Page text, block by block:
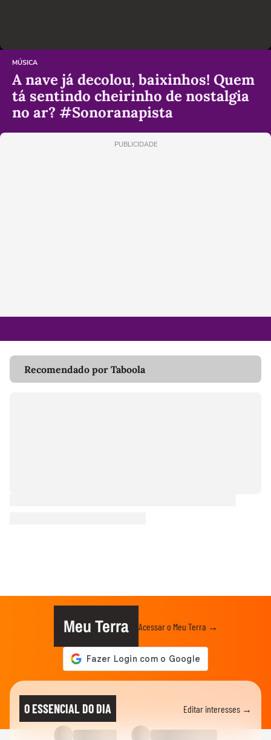
MÚSICA
A nave já decolou, baixinhos! Quem
tá sentindo cheirinho de nostalgia
no ar? #Sonoranapista
PUBLICIDADE
Recomendado por Taboola
Meu Terra Acessar o Meu Terra →
O ESSENCIAL DO DIA Editar interesses →